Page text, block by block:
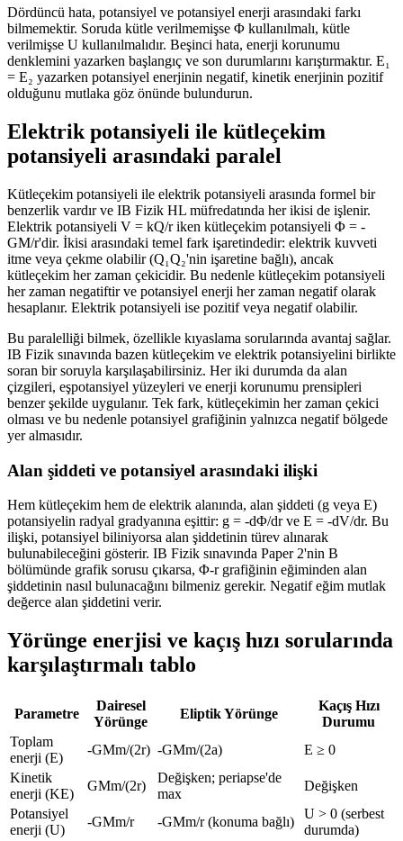
Dördüncü hata, potansiyel ve potansiyel enerji arasındaki farkı
bilmemektir. Soruda kütle verilmemişse Φ kullanılmalı, kütle
verilmişse U kullanılmalıdır. Beşinci hata, enerji korunumu
denklemini yazarken başlangıç ve son durumlarını karıştırmaktır. E₁
= E₂ yazarken potansiyel enerjinin negatif, kinetik enerjinin pozitif
olduğunu mutlaka göz önünde bulundurun.
Elektrik potansiyeli ile kütleçekim
potansiyeli arasındaki paralel
Kütleçekim potansiyeli ile elektrik potansiyeli arasında formel bir
benzerlik vardır ve IB Fizik HL müfredatında her ikisi de işlenir.
Elektrik potansiyeli V = kQ/r iken kütleçekim potansiyeli Φ = -
GM/r'dir. İkisi arasındaki temel fark işaretindedir: elektrik kuvveti
itme veya çekme olabilir (Q₁Q₂'nin işaretine bağlı), ancak
kütleçekim her zaman çekicidir. Bu nedenle kütleçekim potansiyeli
her zaman negatiftir ve potansiyel enerji her zaman negatif olarak
hesaplanır. Elektrik potansiyeli ise pozitif veya negatif olabilir.
Bu paralelliği bilmek, özellikle kıyaslama sorularında avantaj sağlar.
IB Fizik sınavında bazen kütleçekim ve elektrik potansiyelini birlikte
soran bir soruyla karşılaşabilirsiniz. Her iki durumda da alan
çizgileri, eşpotansiyel yüzeyleri ve enerji korunumu prensipleri
benzer şekilde uygulanır. Tek fark, kütleçekimin her zaman çekici
olması ve bu nedenle potansiyel grafiğinin yalnızca negatif bölgede
yer almasıdır.
Alan şiddeti ve potansiyel arasındaki ilişki
Hem kütleçekim hem de elektrik alanında, alan şiddeti (g veya E)
potansiyelin radyal gradyanına eşittir: g = -dΦ/dr ve E = -dV/dr. Bu
ilişki, potansiyel biliniyorsa alan şiddetinin türev alınarak
bulunabileceğini gösterir. IB Fizik sınavında Paper 2'nin B
bölümünde grafik sorusu çıkarsa, Φ-r grafiğinin eğiminden alan
şiddetinin nasıl bulunacağını bilmeniz gerekir. Negatif eğim mutlak
değerce alan şiddetini verir.
Yörünge enerjisi ve kaçış hızı sorularında
karşılaştırmalı tablo
Parametre
Dairesel
Yörünge
Eliptik Yörünge
Kaçış Hızı
Durumu
Toplam
enerji (E)
-GMm/(2r) -GMm/(2a)
E ≥ 0
Kinetik
enerji (KE)
GMm/(2r)
Değişken; periapse'de
max
Değişken
Potansiyel
enerji (U)
-GMm/r -GMm/r (konuma bağlı)
U > 0 (serbest
durumda)